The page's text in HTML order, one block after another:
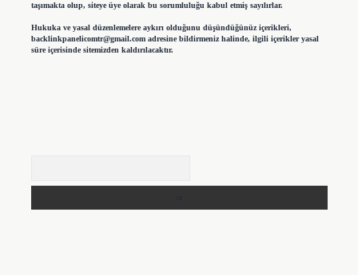
taşımakta olup, siteye üye olarak bu sorumluluğu kabul etmiş sayılırlar.
Hukuka ve yasal düzenlemelere aykırı olduğunu düşündüğünüz içerikleri,
backlinkpanelicomtr@gmail.comadresine bildirmeniz halinde, ilgili içerikler yasal
süre içerisinde sitemizden kaldırılacaktır.